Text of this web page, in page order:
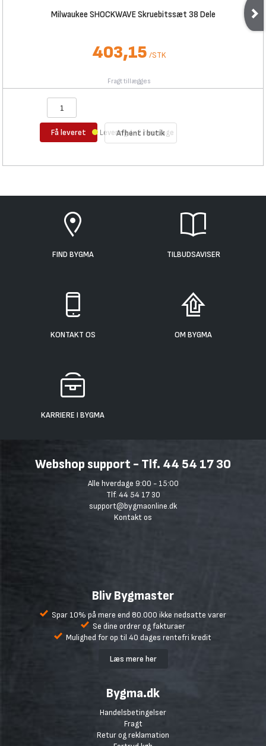
Milwaukee SHOCKWAVE Skruebitssæt 38 Dele
403,15 /STK
Fragt tillægges
Få leveret Afhent i butik
Levering 1-2 hverdage
FIND BYGMA TILBUDSAVISER
KONTAKT OS OM BYGMA
KARRIERE I BYGMA
Webshop support - Tlf. 44 54 17 30
Alle hverdage 9:00 - 15:00
Tlf. 44 54 17 30
support@bygmaonline.dk
Kontakt os
Bliv Bygmaster
Spar 10% på mere end 80.000 ikke nedsatte varer
Se dine ordrer og fakturaer
Mulighed for op til 40 dages rentefri kredit
Læs mere her
Bygma.dk
Handelsbetingelser
Fragt
Retur og reklamation